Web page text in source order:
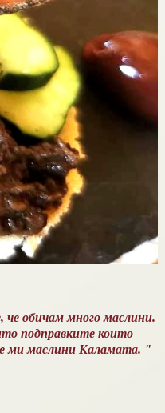
че обичам много маслини.
подправките които
ми маслини Каламата. "